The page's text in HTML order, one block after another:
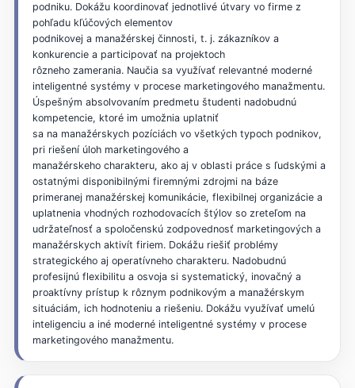
podniku. Dokážu koordinovať jednotlivé útvary vo firme z
pohľadu kľúčových elementov
podnikovej a manažérskej činnosti, t. j. zákazníkov a
konkurencie a participovať na projektoch
rôzneho zamerania. Naučia sa využívať relevantné moderné
inteligentné systémy v procese marketingového manažmentu.
Úspešným absolvovaním predmetu študenti nadobudnú
kompetencie, ktoré im umožnia uplatniť
sa na manažérskych pozíciách vo všetkých typoch podnikov,
pri riešení úloh marketingového a
manažérskeho charakteru, ako aj v oblasti práce s ľudskými a
ostatnými disponibilnými firemnými zdrojmi na báze
primeranej manažérskej komunikácie, flexibilnej organizácie a
uplatnenia vhodných rozhodovacích štýlov so zreteľom na
udržateľnosť a spoločenskú zodpovednosť marketingových a
manažérskych aktivít firiem. Dokážu riešiť problémy
strategického aj operatívneho charakteru. Nadobudnú
profesijnú flexibilitu a osvoja si systematický, inovačný a
proaktívny prístup k rôznym podnikovým a manažérskym
situáciám, ich hodnoteniu a riešeniu. Dokážu využívať umelú
inteligenciu a iné moderné inteligentné systémy v procese
marketingového manažmentu.